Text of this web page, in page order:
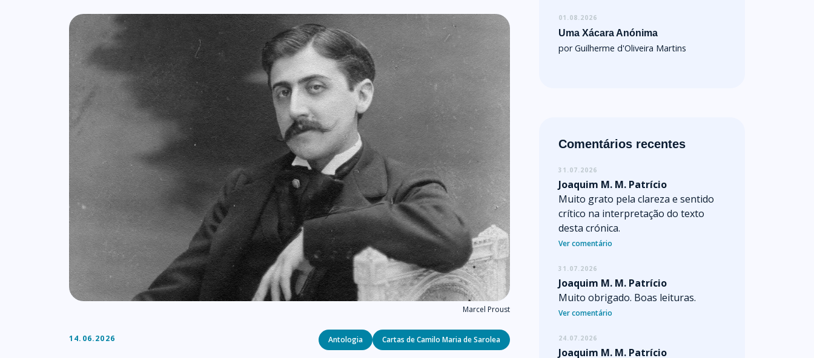
Marcel Proust
14.06.2026 Categories
Antologia Cartas de Camilo Maria de Sarolea
01.08.2026
Uma Xácara Anónima
por Guilherme d'Oliveira Martins
Comentários recentes
31.07.2026
Joaquim M. M. Patrício
Muito grato pela clareza e sentido
crítico na interpretação do texto
desta crónica.
Ver comentário
31.07.2026
Joaquim M. M. Patrício
Muito obrigado. Boas leituras.
Ver comentário
24.07.2026
Joaquim M. M. Patrício